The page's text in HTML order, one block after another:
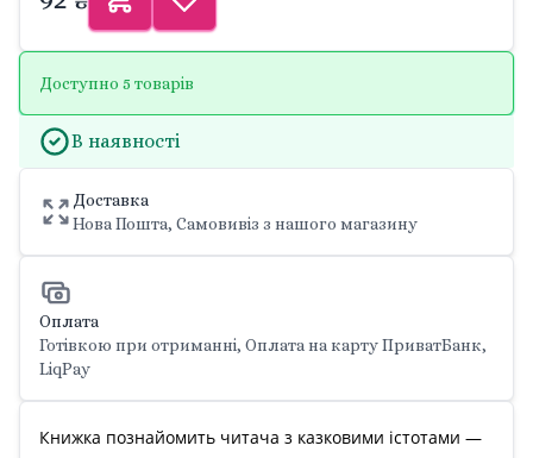
Доступно 5 товарів
В наявності
Доставка
Нова Пошта, Самовивіз з нашого магазину
Оплата
Готівкою при отриманні, Оплата на карту ПриватБанк,
LiqPay
Книжка познайомить читача з казковими істотами —